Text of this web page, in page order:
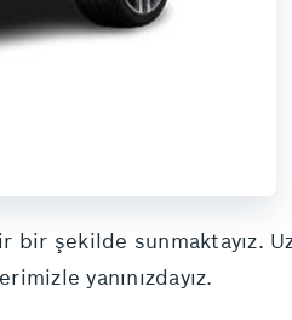
şekilde sunmaktayız.
yanınızdayız.